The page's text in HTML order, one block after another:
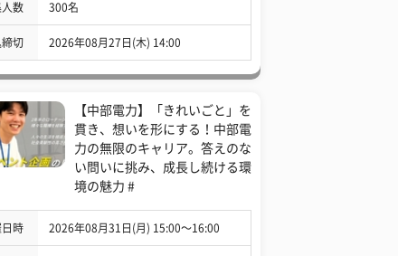
人数 300名
締切 2026年08月27日(木) 14:00
【中部電力】「きれいごと」を
貫き、想いを形にする！中部電
力の無限のキャリア。答えのな
い問いに挑み、成長し続ける環
境の魅力 #
日時 2026年08月31日(月) 15:00〜16:00